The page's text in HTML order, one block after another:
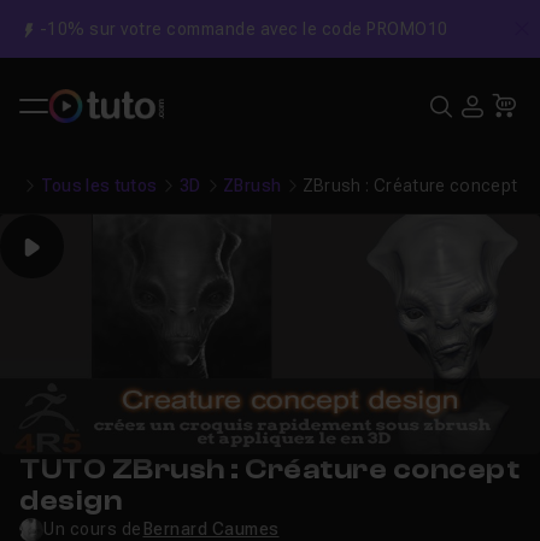
-10% sur votre commande avec le code PROMO10
Tous les tutos 3D ZBrush ZBrush : Créature concept
Play
TUTO ZBrush : Créature concept
design
Un cours de Bernard Caumes